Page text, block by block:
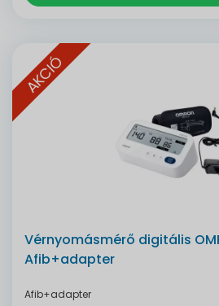
AKCIÓ
Vérnyomásmérő digitális
Afib+adapter
Afib+adapter